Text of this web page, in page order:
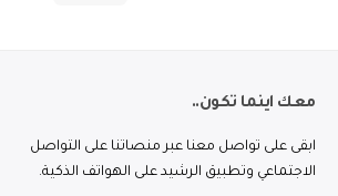
معك اينما تكون..
ابقى على تواصل معنا عبر منصاتنا على التواصل
الاجتماعي وتطبيق الرشيد على الهواتف الذكية.